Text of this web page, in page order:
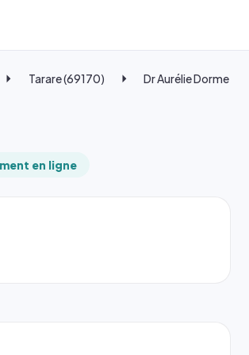
Tarare (69170) Dr Aurélie Dorme
en ligne